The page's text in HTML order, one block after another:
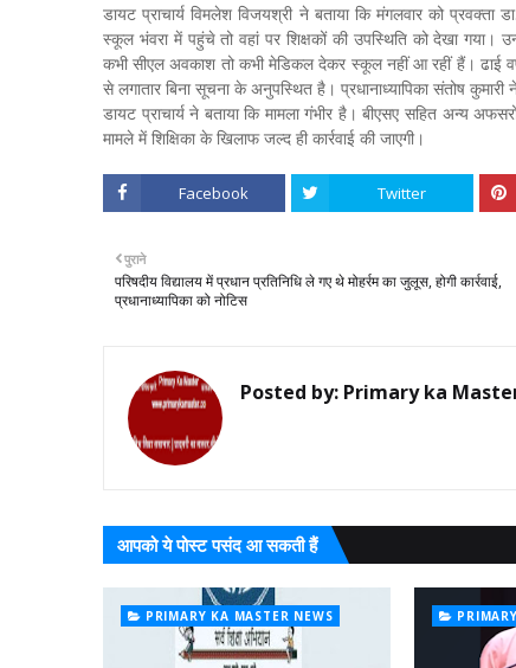
डायट प्राचार्य विमलेश विजयश्री ने बताया कि मंगलवार को प्रवक्ता
स्कूल भंवरा में पहुंचे तो वहां पर शिक्षकों की उपस्थिति को देखा गया।
कभी सीएल अवकाश तो कभी मेडिकल देकर स्कूल नहीं आ रहीं हैं। ढाई
से लगातार बिना सूचना के अनुपस्थित है। प्रधानाध्यापिका संतोष कुमारी
डायट प्राचार्य ने बताया कि मामला गंभीर है। बीएसए सहित अन्य
मामले में शिक्षिका के खिलाफ जल्द ही कार्रवाई की जाएगी।
Facebook Twitter
पुराने
परिषदीय विद्यालय में प्रधान प्रतिनिधि ले गए थे मोहर्रम का जुलूस, होगी कार्रवाई,
प्रधानाध्यापिका को नोटिस
Posted by: Primary ka
आपको ये पोस्ट पसंद आ सकती हैं
PRIMARY KA MASTER NEWS